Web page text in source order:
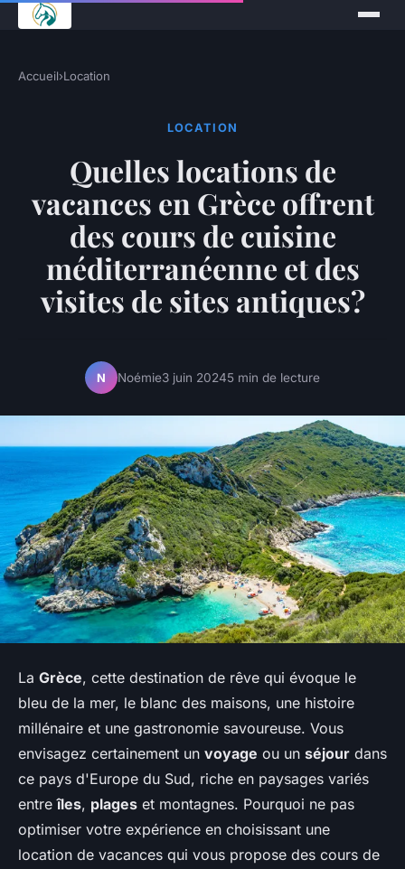
Accueil›Location
LOCATION
Quelles locations de
vacances en Grèce offrent
des cours de cuisine
méditerranéenne et des
visites de sites antiques?
N Noémie3 juin 20245 min de lecture
La Grèce, cette destination de rêve qui évoque le
bleu de la mer, le blanc des maisons, une histoire
millénaire et une gastronomie savoureuse. Vous
envisagez certainement un voyage ou un séjour dans
ce pays d'Europe du Sud, riche en paysages variés
entreîles, plages et montagnes. Pourquoi ne pas
optimiser votre expérience en choisissant une
location de vacances qui vous propose des cours de